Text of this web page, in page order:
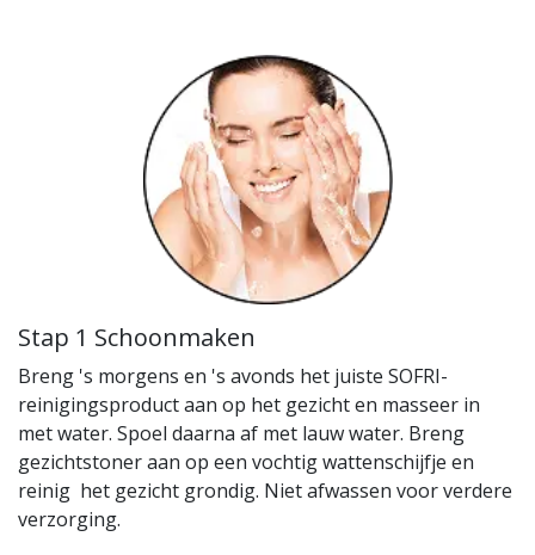
Stap 1 Schoonmaken
Breng 's morgens en 's avonds het juiste SOFRI-
reinigingsproduct aan op het gezicht en masseer in
met water. Spoel daarna af met lauw water. Breng
gezichtstoner aan op een vochtig wattenschijfje en
reinig het gezicht grondig. Niet afwassen voor verdere
verzorging.